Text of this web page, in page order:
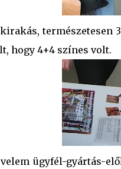
természetesen
hogy 4+4 színes volt.
ügyfél-gyártás-